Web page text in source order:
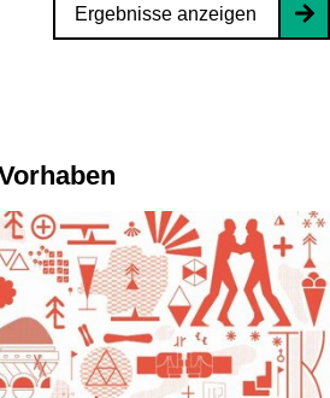
Ergebnisse anzeigen